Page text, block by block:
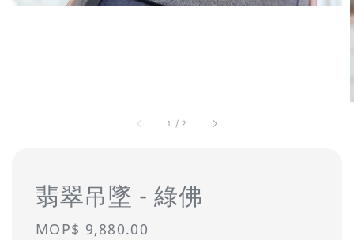
1 /2
翡翠吊墜 - 綠佛
Regular
MOP$ 9,880.00